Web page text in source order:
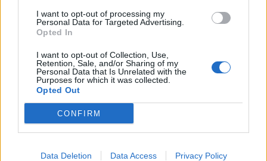
I want to opt-out of processing my
Personal Data for Targeted Advertising.
Opted In
I want to opt-out of Collection, Use,
Retention, Sale, and/or Sharing of my
Personal Data that Is Unrelated with the
Purposes for which it was collected.
Opted Out
CONFIRM
Data Deletion Data Access Privacy Policy
στην κόκκινη καλύβα. Και όταν ήρθε στη μπλε
ομάδα κατάφερε να γραπωθεί στους πιο
πρέπει να μιλήσουμε για ηθική, με σταύρωσε
επί ενάμιση μήνα λέγοντας μου πως είμαι
ανήθικος».